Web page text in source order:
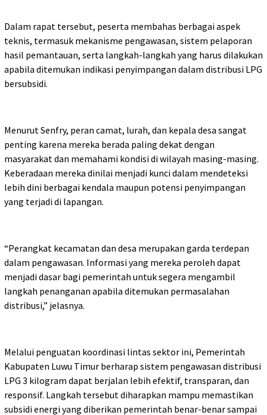
Dalam rapat tersebut, peserta membahas berbagai aspek
teknis, termasuk mekanisme pengawasan, sistem pelaporan
hasil pemantauan, serta langkah-langkah yang harus dilakukan
apabila ditemukan indikasi penyimpangan dalam distribusi LPG
bersubsidi.
Menurut Senfry, peran camat, lurah, dan kepala desa sangat
penting karena mereka berada paling dekat dengan
masyarakat dan memahami kondisi di wilayah masing-masing.
Keberadaan mereka dinilai menjadi kunci dalam mendeteksi
lebih dini berbagai kendala maupun potensi penyimpangan
yang terjadi di lapangan.
“Perangkat kecamatan dan desa merupakan garda terdepan
dalam pengawasan. Informasi yang mereka peroleh dapat
menjadi dasar bagi pemerintah untuk segera mengambil
langkah penanganan apabila ditemukan permasalahan
distribusi,” jelasnya.
Melalui penguatan koordinasi lintas sektor ini, Pemerintah
Kabupaten Luwu Timur berharap sistem pengawasan distribusi
LPG 3 kilogram dapat berjalan lebih efektif, transparan, dan
responsif. Langkah tersebut diharapkan mampu memastikan
subsidi energi yang diberikan pemerintah benar-benar sampai